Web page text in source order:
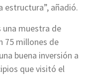
estructura”, añadió.
muestra de
75 millones de
buena inversión a
que visitó el